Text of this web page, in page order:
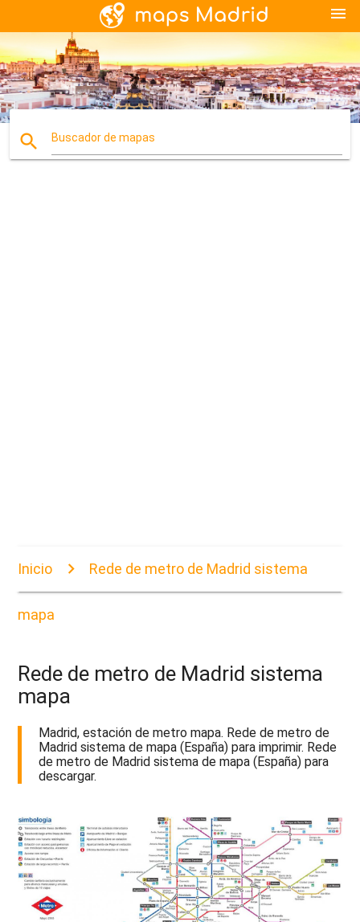
menu
search Buscador de mapas
Inicio Rede de metro de Madrid sistema
mapa
Rede de metro de Madrid sistema
mapa
Madrid, estación de metro mapa. Rede de metro de
Madrid sistema de mapa (España) para imprimir. Rede
de metro de Madrid sistema de mapa (España) para
descargar.